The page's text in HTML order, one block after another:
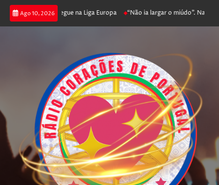
Ago 10, 2026
poker e prossegue na Liga Europa “Não ia largar o miúdo”. Nadador-